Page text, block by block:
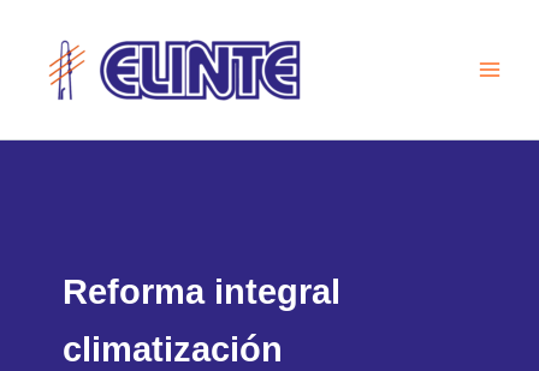
contenido
Reforma integral
climatización